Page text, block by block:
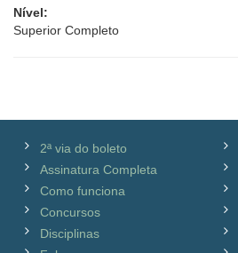
Nível:
Superior Completo
2ª via do boleto
Assinatura Completa
Como funciona
Concursos
Disciplinas